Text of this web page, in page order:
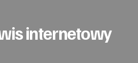
internetowy